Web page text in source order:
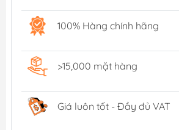
100% Hàng chính hãng
>15,000 mặt hàng
Giá luôn tốt - Đầy đủ VAT